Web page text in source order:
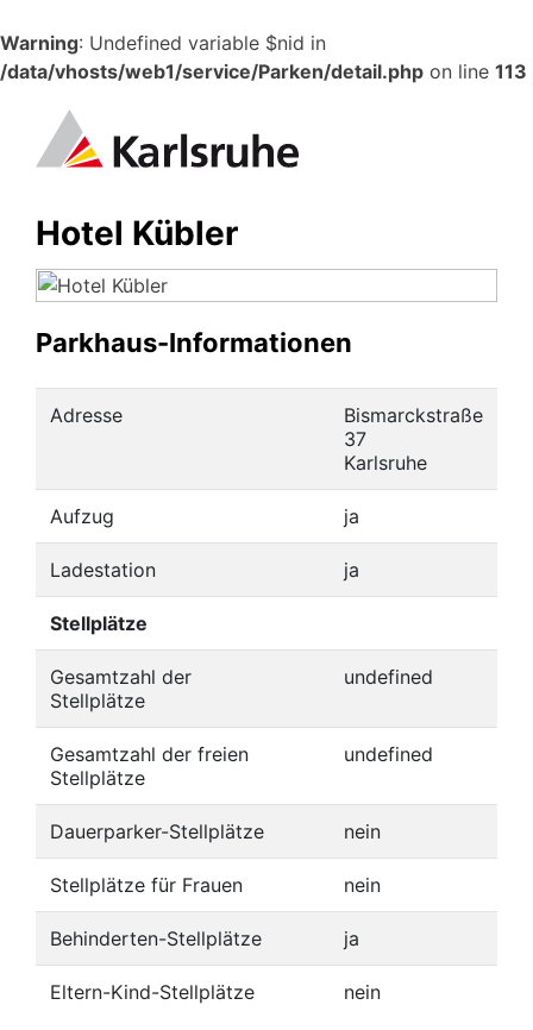
Warning: Undefined variable $nid in
/data/vhosts/web1/service/Parken/detail.php on line 113
Hotel Kübler
Parkhaus-Informationen
Adresse
Bismarckstraße
37
Karlsruhe
Aufzug ja
Ladestation ja
Stellplätze
Gesamtzahl der
Stellplätze
undefined
Gesamtzahl der freien
Stellplätze
undefined
Dauerparker-Stellplätze nein
Stellplätze für Frauen nein
Behinderten-Stellplätze ja
Eltern-Kind-Stellplätze nein